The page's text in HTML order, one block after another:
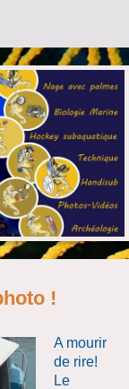
!
A mourir
de rire!
Le